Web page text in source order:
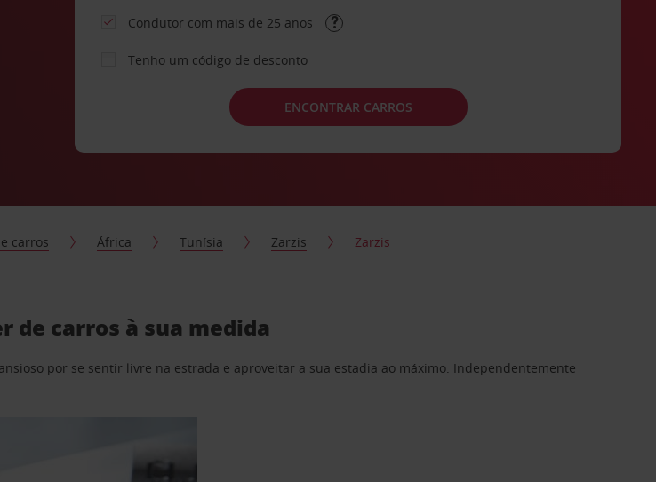
Condutor com mais de 25 anos
Tenho um código de desconto
ENCONTRAR CARROS
carros África Tunísia Zarzis Zarzis
de carros à sua medida
por se sentir livre na estrada e aproveitar a sua estadia ao máximo. Independentemente